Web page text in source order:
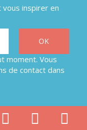
vous inspirer en
moment. Vous
de contact dans